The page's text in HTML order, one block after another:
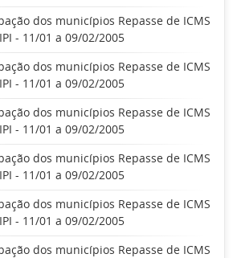
dos municípios Repasse de ICMS
- 11/01 a 09/02/2005
dos municípios Repasse de ICMS
- 11/01 a 09/02/2005
dos municípios Repasse de ICMS
- 11/01 a 09/02/2005
dos municípios Repasse de ICMS
- 11/01 a 09/02/2005
dos municípios Repasse de ICMS
- 11/01 a 09/02/2005
dos municípios Repasse de ICMS